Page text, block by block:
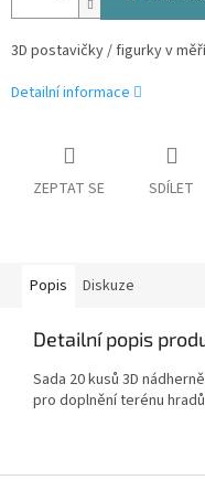
3D postavičky / figurky v
Detailní informace
ZEPTAT SE SDÍLET
Popis Diskuze
Detailní popis
Sada 20 kusů 3D
pro doplnění terénu hradů